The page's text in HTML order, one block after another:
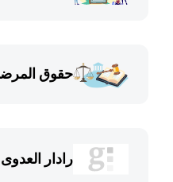
حقوق المرضى
رادار العدوى